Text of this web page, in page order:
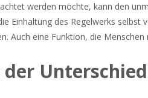
werden möchte, kann den
Einhaltung des Regelwerks selbst
Auch eine Funktion, die